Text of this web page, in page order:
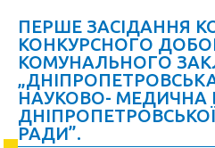
ПЕРШЕ ЗАСІДАННЯ
КОНКУРСНОГО
КОМУНАЛЬНОГО
НАУКОВО- МЕДИЧНА
РАДИ”.